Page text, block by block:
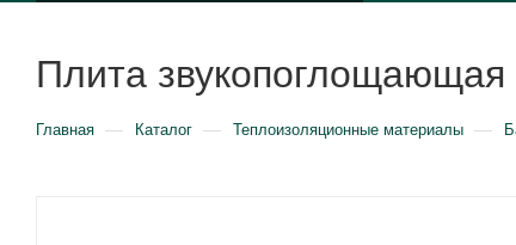
Плита
Главная — Каталог — Теплоизоляционные материалы —